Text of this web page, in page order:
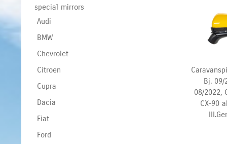
special mirrors
Audi
BMW
Chevrolet
Citroen
Cupra
Dacia
Fiat
Ford
Bj. 09/
08/2022,
CX-90